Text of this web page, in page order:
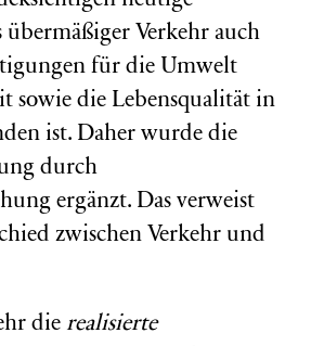
übermäßiger Verkehr auch
für die Umwelt
sowie die Lebensqualität in
ist. Daher wurde die
durch
ergänzt. Das verweist
zwischen Verkehr und
die realisierte